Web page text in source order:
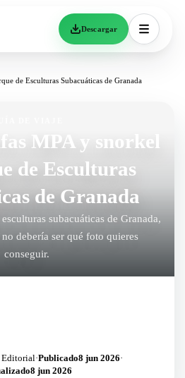
Descargar
de Esculturas Subacuáticas de Granada
MPA y snorkel
de Esculturas
de Granada
subacuáticas de Granada,
debería ser qué foto quieres
conseguir.
·Publicado8 jun 2026·
8 jun 2026